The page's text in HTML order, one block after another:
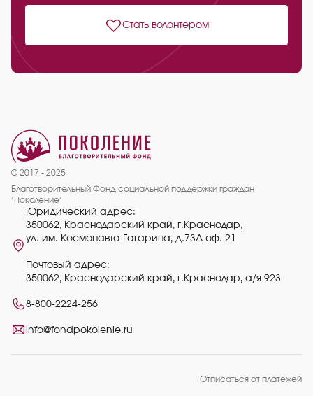
Стать волонтером
© 2017 - 2025
Благотворительный Фонд социальной поддержки граждан
"Поколение"
Юридический адрес:
350062, Краснодарский край, г.Краснодар,
ул. им. Космонавта Гагарина, д.73А оф. 21
Почтовый адрес:
350062, Краснодарский край, г.Краснодар, а/я 923
8-800-2224-256
info@fondpokolenie.ru
Отписаться от платежей